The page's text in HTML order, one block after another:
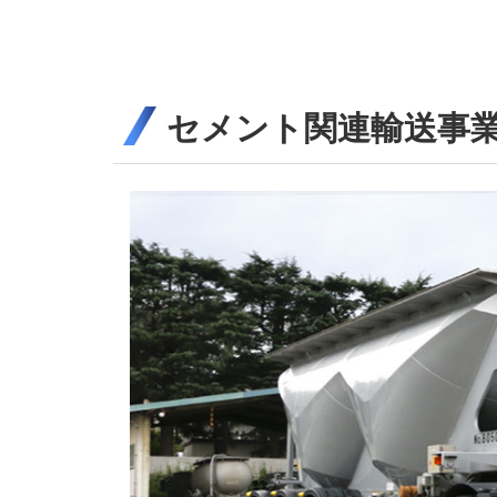
セメント関連輸送事